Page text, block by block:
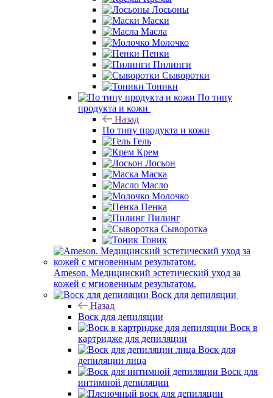
Лосьоны
Маски
Масла
Молочко
Пенки
Пилинги
Сыворотки
Тоники
По типу
продукта и кожи
Назад
По типу продукта и кожи
Гель
Крем
Лосьон
Маска
Масло
Молочко
Пенка
Пилинг
Сыворотка
Тоник
Ameson. Медицинский эстетический уход за
кожей с мгновенным результатом.
Воск для депиляции
Назад
Воск для депиляции
Воск в
картридже для депиляции
Воск для
депиляции лица
Воск для
интимной депиляции